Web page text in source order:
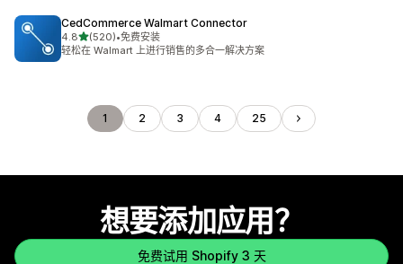
CedCommerce Walmart Connector
4.8星（满分 5 星）
(520)
总共 520 条评论
•免费安装
轻松在 Walmart 上进行销售的多合一解决方案
1 2 3 4 25
想要添加应用？
免费试用 Shopify 3 天